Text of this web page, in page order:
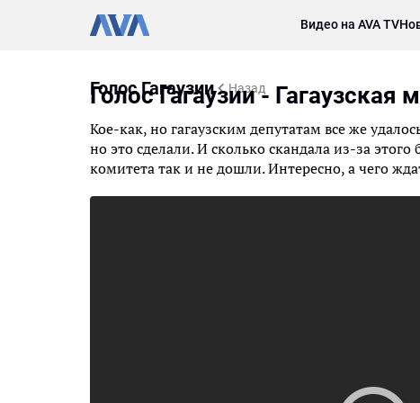
Видео на AVA TV
Голос Гагаузии Назад
Голос Гагаузии -
Кое-как, но гагаузским депутатам все же
но это сделали. И сколько скандала из-за
комитета так и не дошли. Интересно, а чего